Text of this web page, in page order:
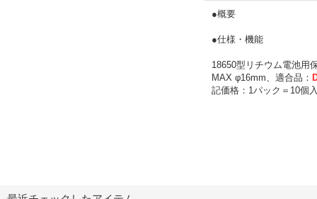
●概要
●仕様・機能
18650型リチウム電池用
MAX φ16mm、適合品：
記価格：1パック＝10個